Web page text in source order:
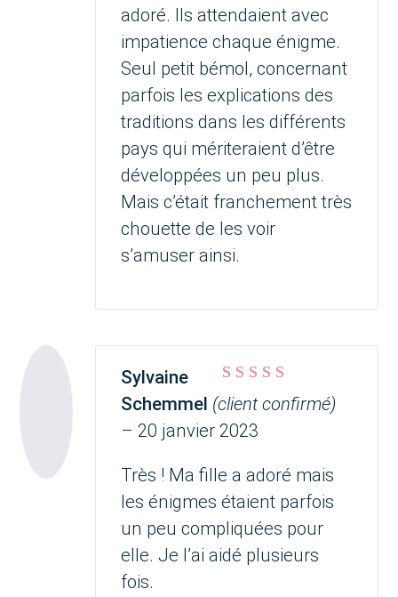
adoré. Ils attendaient avec
impatience chaque énigme.
Seul petit bémol, concernant
parfois les explications des
traditions dans les différents
pays qui mériteraient d’être
développées un peu plus.
Mais c’était franchement très
chouette de les voir
s’amuser ainsi.
Note sur 5
Sylvaine
Schemmel (client confirmé)
– 20 janvier 2023
Très ! Ma fille a adoré mais
les énigmes étaient parfois
un peu compliquées pour
elle. Je l’ai aidé plusieurs
fois.